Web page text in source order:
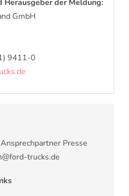
Herausgeber der Meldung:
GmbH
9411-0
Presse
trucks.de